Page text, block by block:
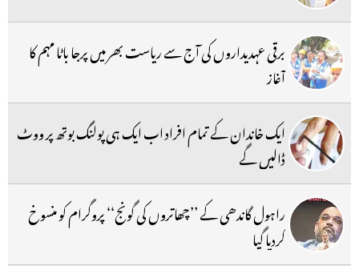
برقی عہدیداروں کی آج سے ریاست بھر میں پرجا باٹا مہم کا
آغاز
ایک خاندان کے تمام افراد اب ایک ہی پولنگ بوتھ پر ووٹ
ڈالیں گے
راہول گاندھی کے ’’چھاتروں کی گونج‘‘ پروگرام کو منسوخ
کردیا گیا